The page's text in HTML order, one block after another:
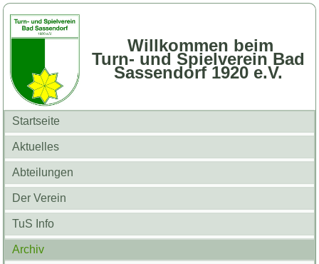
Willkommen beim
Turn- und Spielverein Bad
Sassendorf 1920 e.V.
Startseite
Aktuelles
Abteilungen
Der Verein
TuS Info
Archiv